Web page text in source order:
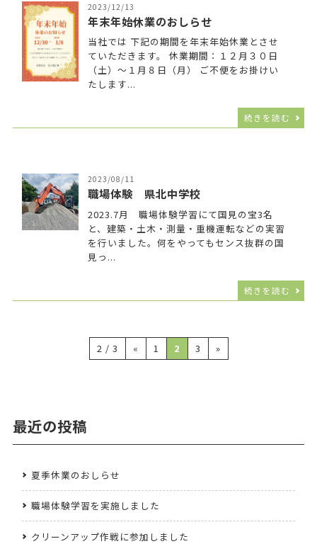
2023/12/13
年末年始休業のおしらせ
当社では 下記の期間を年末年始休業とさせ
ていただきます。 休業期間：１２月３０日
（土）～１月８日（月） ご不便をお掛けい
たします...
続きを読む
2023/08/11
職場体験 県北中学校
2023.7月 職場体験学習にて国見の宝3名
と、建築・土木・測量・重機運転などの実習
を行いました。何をやってもセンス抜群の国
見っ...
続きを読む
2 / 3 « 1 2 3 »
最近の投稿
夏季休業のおしらせ
職場体験学習を実施しました
クリーンアップ作戦に参加しました